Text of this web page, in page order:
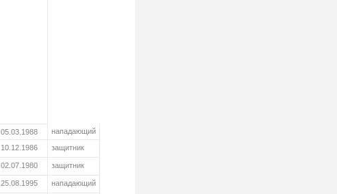
05.03.1988
нападающий
10.12.1986 защитник
02.07.1980 защитник
25.08.1995 нападающий